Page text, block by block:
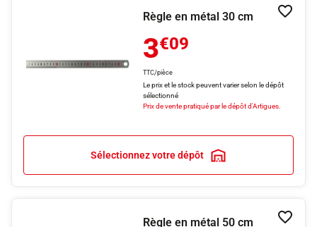
Règle en métal 30 cm
3€09
TTC/pièce
Le prix et le stock peuvent varier selon le dépôt
sélectionné
Prix de vente pratiqué par le dépôt d'Artigues.
Sélectionnez votre dépôt
Règle en métal 50 cm